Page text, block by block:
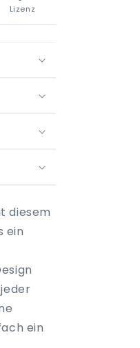
Lizenz
diesem
ein
ein